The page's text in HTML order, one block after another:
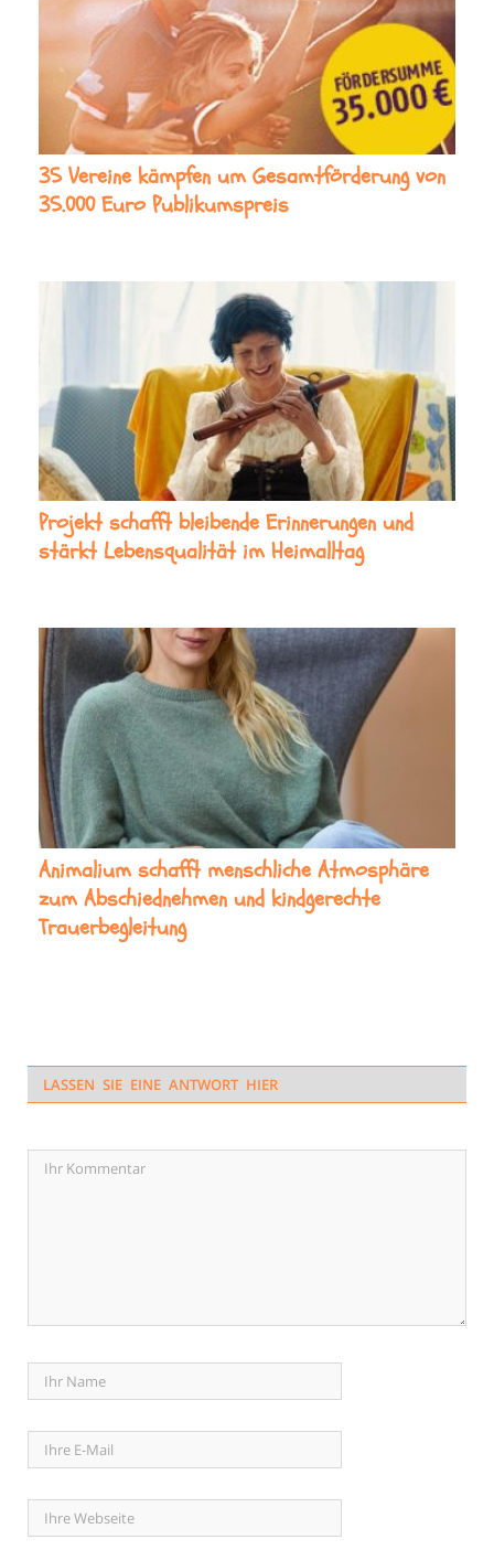
35 Vereine kämpfen um Gesamtförderung von
35.000 Euro Publikumspreis
Projekt schafft bleibende Erinnerungen und
stärkt Lebensqualität im Heimalltag
Animalium schafft menschliche Atmosphäre
zum Abschiednehmen und kindgerechte
Trauerbegleitung
LASSEN SIE EINE ANTWORT HIER